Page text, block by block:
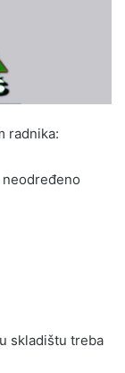
radnika:
skladištu treba